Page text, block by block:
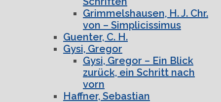
Grimmelshausen, H. J. Chr.
von – Simplicissimus
Guenter, C. H.
Gysi, Gregor
Gysi, Gregor – Ein Blick
zurück, ein Schritt nach
vorn
Haffner, Sebastian